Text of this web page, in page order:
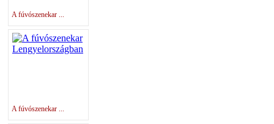
A fúvószenekar ...
A fúvószenekar ...